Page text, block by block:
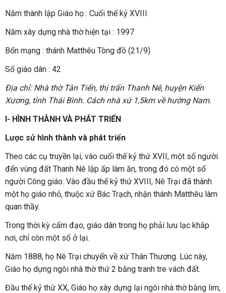
Năm thành lập Giáo họ : Cuối thế kỷ XVIII
Năm xây dựng nhà thờ hiện tại : 1997
Bổn mạng : thánh Matthêu Tông đồ (21/9)
Số giáo dân : 42
Địa chỉ: Nhà thờ Tân Tiến, thị trấn Thanh Nê, huyện Kiến
Xương, tỉnh Thái Bình. Cách nhà xứ 1,5km về hướng Nam.
I- HÌNH THÀNH VÀ PHÁT TRIỂN
Lược sử hình thành và phát triển
Theo các cụ truyền lại, vào cuối thế kỷ thứ XVII, một số người
đến vùng đất Thanh Nê lập ấp làm ăn, trong đó có một số
người Công giáo. Vào đầu thế kỷ thứ XVIII, Nê Trại đã thành
một họ giáo nhỏ, thuộc xứ Bác Trạch, nhận thánh Matthêu làm
quan thầy.
Trong thời kỳ cấm đạo, giáo dân trong họ phải lưu lạc khắp
nơi, chỉ còn một số ở lại.
Năm 1888, họ Nê Trại chuyển về xứ Thân Thượng. Lúc này,
Giáo họ dựng ngôi nhà thờ thứ 2 bằng tranh tre vách đất.
Đầu thế kỷ thứ XX, Giáo họ xây dựng lại ngôi nhà thờ bằng lim,